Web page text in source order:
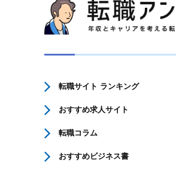
転職サイト ランキング
おすすめ求人サイト
転職コラム
おすすめビジネス書